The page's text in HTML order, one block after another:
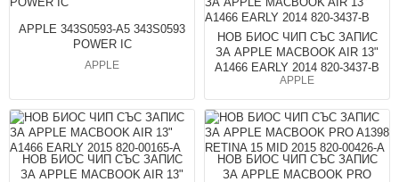
APPLE 343S0593-A5 343S0593
POWER IC
APPLE
НОВ БИОС ЧИП СЪС ЗАПИС
ЗА APPLE MACBOOK AIR 13"
A1466 EARLY 2014 820-3437-B
APPLE
НОВ БИОС ЧИП СЪС ЗАПИС
ЗА APPLE MACBOOK AIR 13"
НОВ БИОС ЧИП СЪС ЗАПИС
ЗА APPLE MACBOOK PRO